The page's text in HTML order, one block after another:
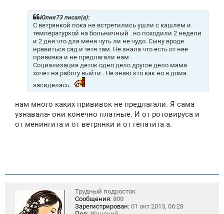
Юлия73 писал(а):
С ветрянкой пока не встретились ушли с кашлем и
температуркой на больничный . но походили 2 недели
и 2 дня что для меня чуть ли не чудо. Сыну вроде
нравиться сад и тетя там. Не знала что есть от нее
прививка и не предлагали нам .
Социализация деток одно дело другое дело мама
хочет на работу выйти . Не знаю кто как но я дома
засиделась.
нам много каких прививок не предлагали. Я сама
узнавала- они конечно платные. И от ротовируса и
от менингита и от ветрянки и от гепатита а.
Трудный подросток
Сообщения: 800
Зарегистрирован: 01 окт 2013, 06:28